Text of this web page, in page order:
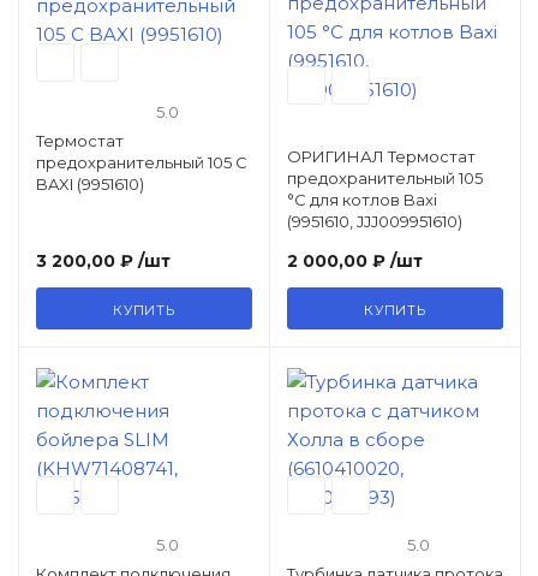
5.0
Термостат
предохранительный 105 С
BAXI (9951610)
3 200,00 ₽ /шт
КУПИТЬ
ОРИГИНАЛ Термостат
предохранительный 105
°C для котлов Baxi
(9951610, JJJ009951610)
2 000,00 ₽ /шт
КУПИТЬ
5.0
5.0
Автоматика розжига, горения /
электроды / горелочные трубы
Электронные платы и провода
панели) камеры сгорания
Прочие компоненты
Распродажа / Товар со скидкой
/ Уцененный товар